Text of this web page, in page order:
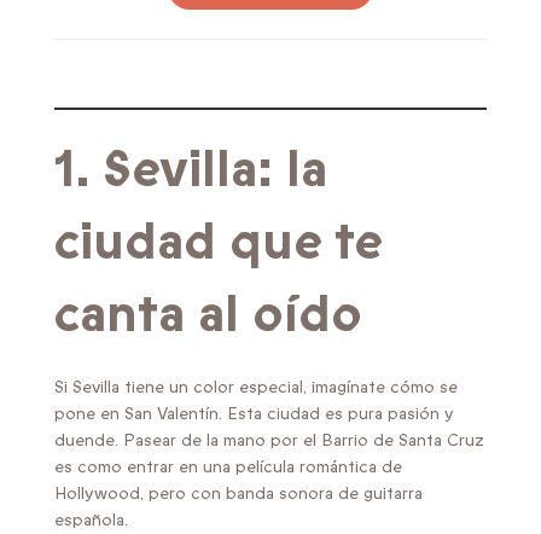
1. Sevilla: la
ciudad que te
canta al oído
Si Sevilla tiene un color especial, imagínate cómo se
pone en San Valentín. Esta ciudad es pura pasión y
duende. Pasear de la mano por el Barrio de Santa Cruz
es como entrar en una película romántica de
Hollywood, pero con banda sonora de guitarra
española.